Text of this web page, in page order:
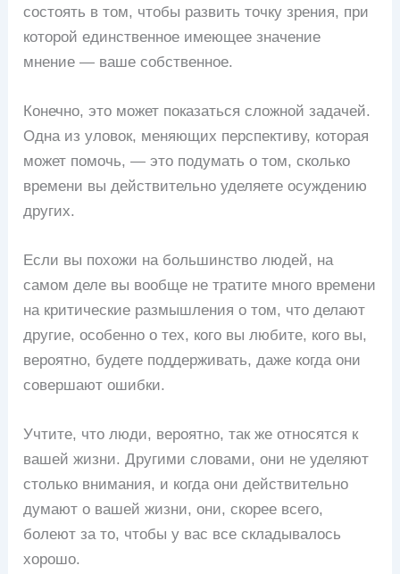
состоять в том, чтобы развить точку зрения, при
которой единственное имеющее значение
мнение — ваше собственное.
Конечно, это может показаться сложной задачей.
Одна из уловок, меняющих перспективу, которая
может помочь, — это подумать о том, сколько
времени вы действительно уделяете осуждению
других.
Если вы похожи на большинство людей, на
самом деле вы вообще не тратите много времени
на критические размышления о том, что делают
другие, особенно о тех, кого вы любите, кого вы,
вероятно, будете поддерживать, даже когда они
совершают ошибки.
Учтите, что люди, вероятно, так же относятся к
вашей жизни. Другими словами, они не уделяют
столько внимания, и когда они действительно
думают о вашей жизни, они, скорее всего,
болеют за то, чтобы у вас все складывалось
хорошо.